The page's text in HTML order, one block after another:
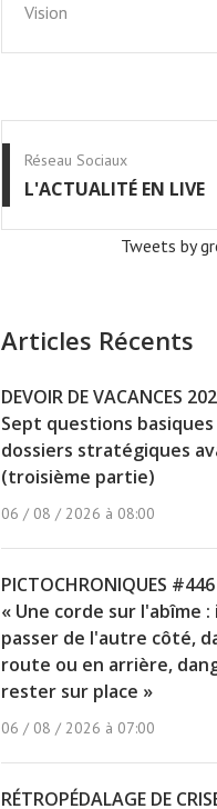
Vision
Réseau Sociaux
L'ACTUALITÉ EN LIVE
Tweets by
Articles Récents
DEVOIR DE VACANCES
Sept questions
dossiers stratégiques
(troisième partie)
06 / 08 / 2026 à 08:00
PICTOCHRONIQUES #446
« Une corde sur l'abîme
passer de l'autre côté,
route ou en arrière,
rester sur place »
06 / 08 / 2026 à 07:00
RÉTROPÉDALAGE DE